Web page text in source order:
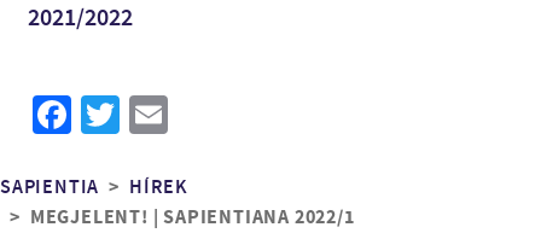
2021/2022
Facebook
Twitter
Email
Morzsa
SAPIENTIA HÍREK
MEGJELENT! | SAPIENTIANA 2022/1